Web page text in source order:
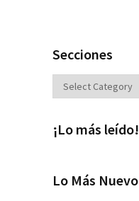
Secciones
Secciones
¡Lo más leído!
Lo Más Nuevo